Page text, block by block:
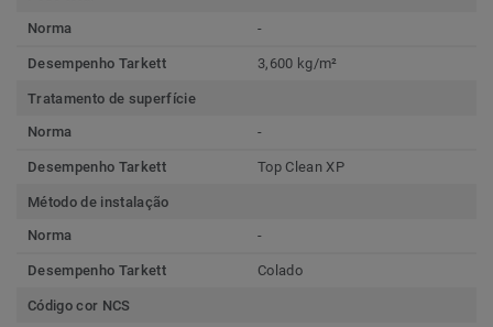
Norma
-
Desempenho Tarkett 3,600 kg/m²
Tratamento de superfície
Norma
-
Desempenho Tarkett Top Clean XP
Método de instalação
Norma
-
Desempenho Tarkett Colado
Código cor NCS